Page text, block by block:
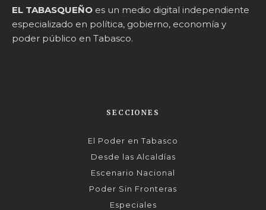
EL TABASQUEÑO es un medio digital independiente
especializado en política, gobierno, economía y
poder público en Tabasco.
SECCIONES
El Poder en Tabasco
Desde las Alcaldías
Escenario Nacional
Poder Sin Fronteras
Especiales